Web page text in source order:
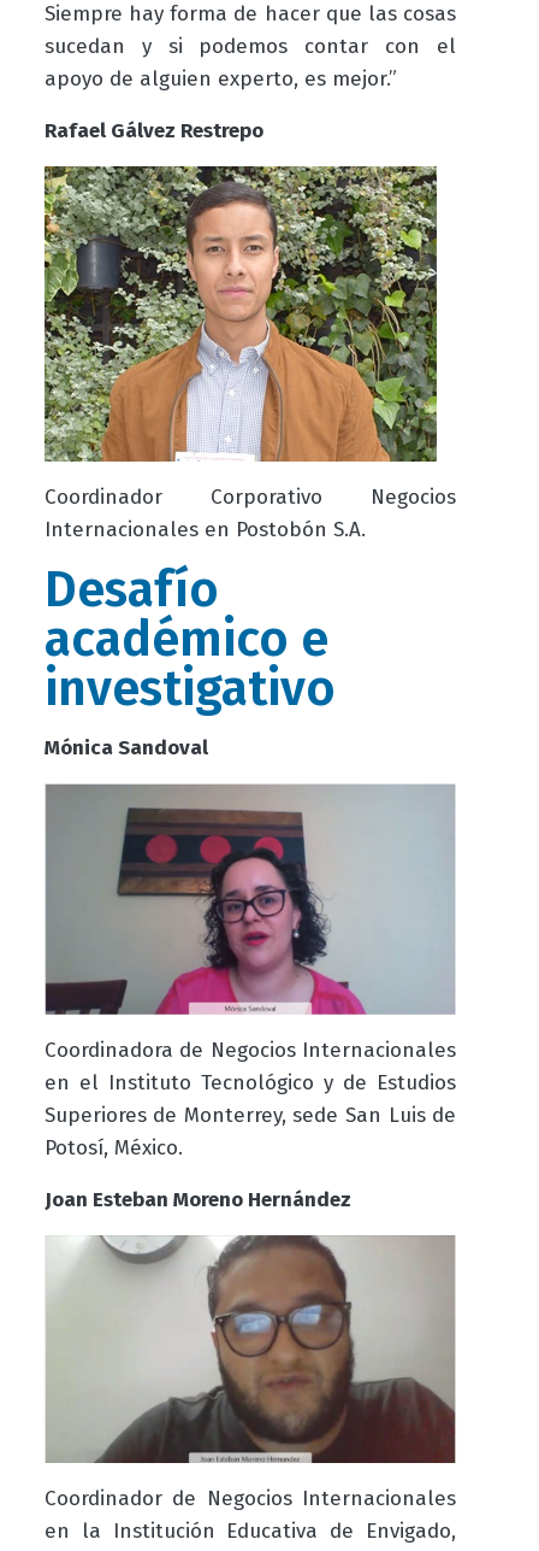
Siempre hay forma de hacer que las cosas
sucedan y si podemos contar con el
apoyo de alguien experto, es mejor.”
Rafael Gálvez Restrepo
Coordinador Corporativo Negocios
Internacionales en Postobón S.A.
Desafío
académico e
investigativo
Mónica Sandoval
Coordinadora de Negocios Internacionales
en el Instituto Tecnológico y de Estudios
Superiores de Monterrey, sede San Luis de
Potosí, México.
Joan Esteban Moreno Hernández
Coordinador de Negocios Internacionales
en la Institución Educativa de Envigado,